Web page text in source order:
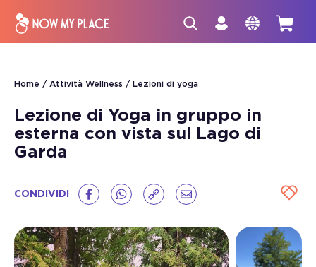
Home Attività Wellness Lezioni di yoga
Lezione di Yoga in gruppo in
esterna con vista sul Lago di
Garda
CONDIVIDI